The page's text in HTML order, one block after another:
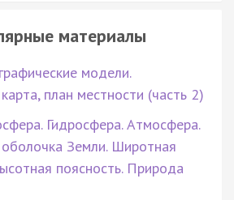
материалы
модели.
план местности (часть 2)
Гидросфера. Атмосфера.
оболочка Земли. Широтная
поясность. Природа